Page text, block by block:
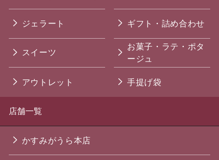
ジェラート ギフト・詰め合わせ
スイーツ
お菓子・ラテ・ポタ
ージュ
アウトレット 手提げ袋
店舗一覧
かすみがうら本店